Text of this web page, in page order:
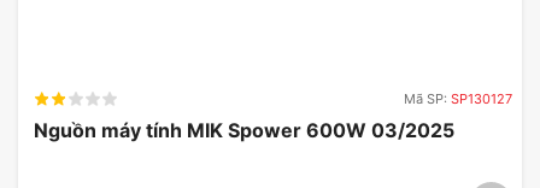
Mã SP: SP130127
Nguồn máy tính MIK Spower 600W 03/2025